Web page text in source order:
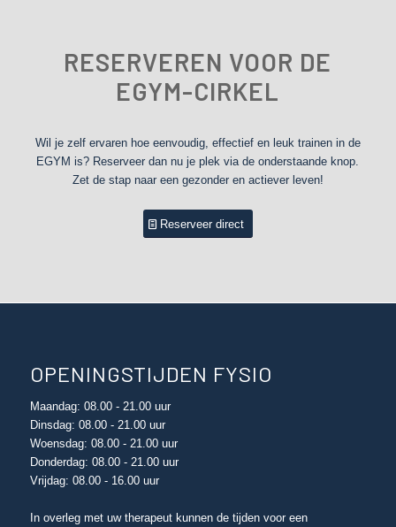
RESERVEREN VOOR DE
EGYM-CIRKEL
Wil je zelf ervaren hoe eenvoudig, effectief en leuk trainen in de
EGYM is? Reserveer dan nu je plek via de onderstaande knop.
Zet de stap naar een gezonder en actiever leven!
Reserveer direct
OPENINGSTIJDEN FYSIO
Maandag: 08.00 - 21.00 uur
Dinsdag: 08.00 - 21.00 uur
Woensdag: 08.00 - 21.00 uur
Donderdag: 08.00 - 21.00 uur
Vrijdag: 08.00 - 16.00 uur
In overleg met uw therapeut kunnen de tijden voor een